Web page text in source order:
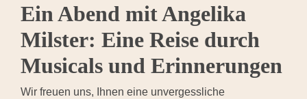
Ein Abend mit Angelika
Milster: Eine Reise durch
Musicals und Erinnerungen
Wir freuen uns, Ihnen eine unvergessliche